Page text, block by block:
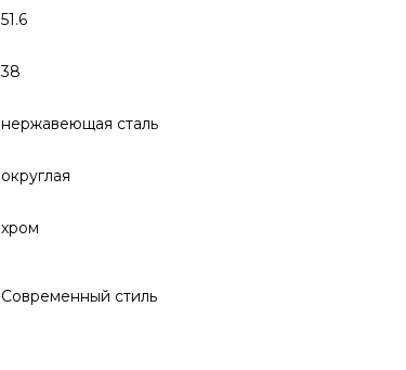
51.6
38
нержавеющая сталь
округлая
хром
Современный стиль